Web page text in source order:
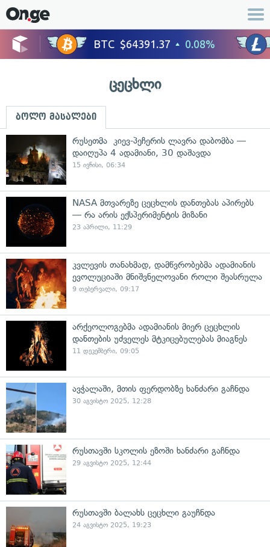
ცეცხლი
ბოლო მასალები
რუსეთმა კიევ-პეჩერის ლავრა დაბომბა —
დაიღუპა 4 ადამიანი, 30 დაშავდა
15 ივნისი, 06:34
NASA მთვარეზე ცეცხლის დანთებას აპირებს
— რა არის ექსპერიმენტის მიზანი
23 აპრილი, 11:29
კვლევის თანახმად, დამწვრობებმა ადამიანის
ევოლუციაში მნიშვნელოვანი როლი შეასრულა
9 თებერვალი, 09:17
არქეოლოგებმა ადამიანის მიერ ცეცხლის
დანთების უძველეს მტკიცებულებას მიაგნეს
11 დეკემბერი, 09:05
ავჭალაში, მთის ფერდობზე ხანძარი გაჩნდა
30 აგვისტო 2025, 12:28
რუსთავში სკოლის ეზოში ხანძარი გაჩნდა
29 აგვისტო 2025, 12:44
რუსთავში ბალახს ცეცხლი გაუჩნდა
24 აგვისტო 2025, 19:23